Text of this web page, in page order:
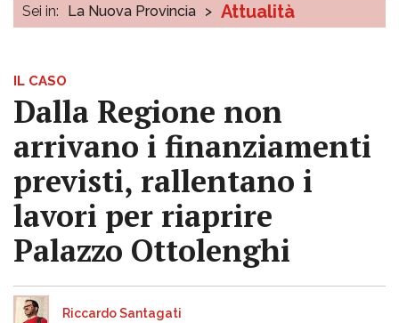
Sei in: La Nuova Provincia > Attualità
IL CASO
Dalla Regione non
arrivano i finanziamenti
previsti, rallentano i
lavori per riaprire
Palazzo Ottolenghi
Riccardo Santagati